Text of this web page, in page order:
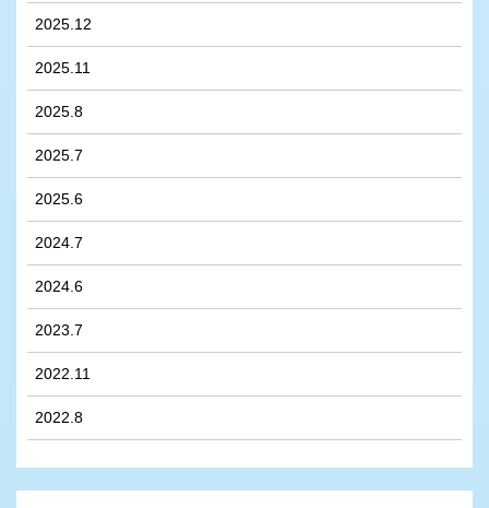
2025.12
2025.11
2025.8
2025.7
2025.6
2024.7
2024.6
2023.7
2022.11
2022.8